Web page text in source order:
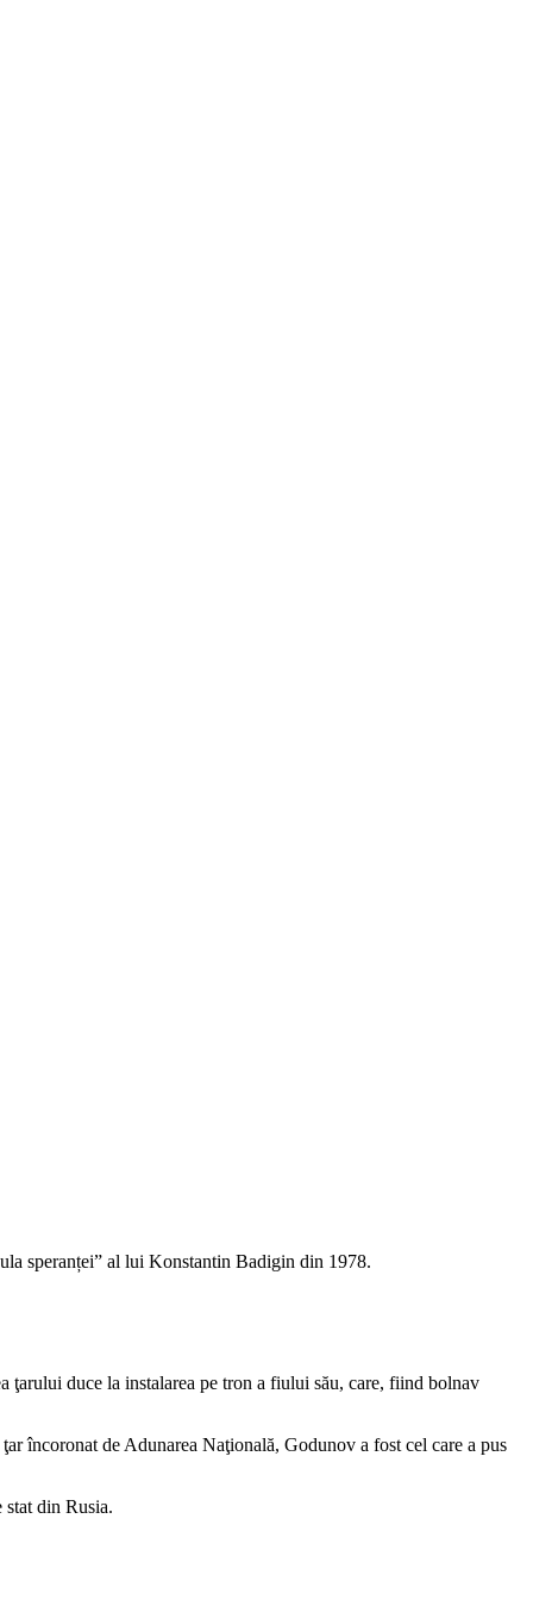
speranței” al lui Konstantin Badigin din 1978.
ţarului duce la instalarea pe tron a fiului său, care, fiind bolnav
încoronat de Adunarea Naţională, Godunov a fost cel care a pus
din Rusia.